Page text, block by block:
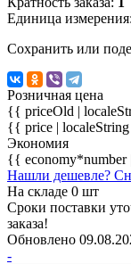
Единица измерения:
Сохранить или
Розничная цена
{{ priceOld |
{{ price |
Экономия
{{ economy*number
Нашли дешевле?
На складе 0 шт
Сроки поставки
заказа!
Обновлено
-